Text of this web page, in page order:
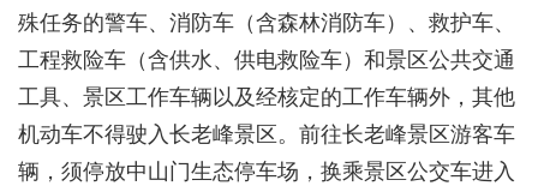
殊任务的警车、消防车（含森林消防车）、救护车、
工程救险车（含供水、供电救险车）和景区公共交通
工具、景区工作车辆以及经核定的工作车辆外，其他
机动车不得驶入长老峰景区。前往长老峰景区游客车
辆，须停放中山门生态停车场，换乘景区公交车进入